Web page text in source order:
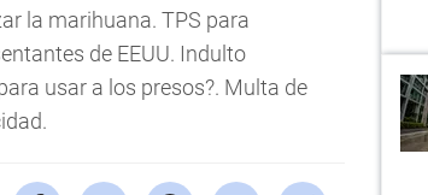
la marihuana. TPS para
de EEUU. Indulto
usar a los presos?. Multa de